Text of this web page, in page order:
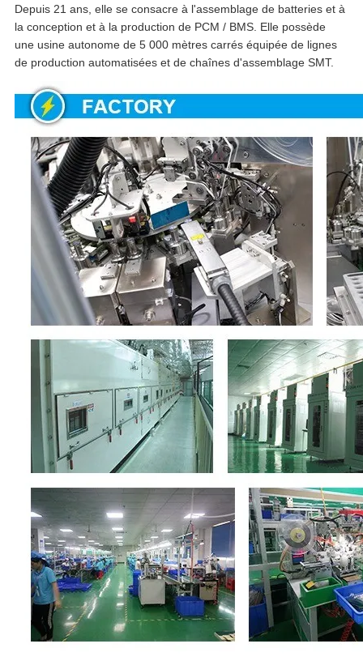
Depuis 21 ans, elle se consacre à l'assemblage de batteries et à
la conception et à la production de PCM / BMS. Elle possède
une usine autonome de 5 000 mètres carrés équipée de lignes
de production automatisées et de chaînes d'assemblage SMT.